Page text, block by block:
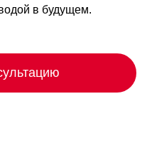
в будущем.